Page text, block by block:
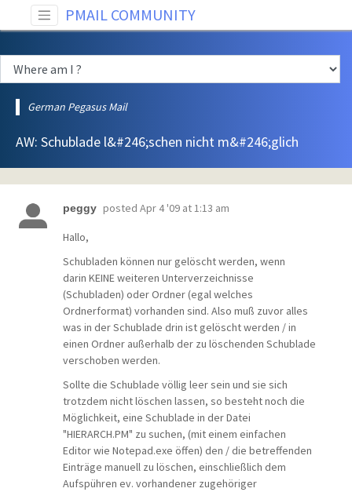
PMAIL COMMUNITY
German Pegasus Mail
AW: Schublade l&#246;schen nicht m&#246;glich
peggy posted Apr 4 '09 at 1:13 am
Hallo,
Schubladen können nur gelöscht werden, wenn
darin KEINE weiteren Unterverzeichnisse
(Schubladen) oder Ordner (egal welches
Ordnerformat) vorhanden sind. Also muß zuvor alles
was in der Schublade drin ist gelöscht werden / in
einen Ordner außerhalb der zu löschenden Schublade
verschoben werden.
Sollte die Schublade völlig leer sein und sie sich
trotzdem nicht löschen lassen, so besteht noch die
Möglichkeit, eine Schublade in der Datei
"HIERARCH.PM" zu suchen, (mit einem einfachen
Editor wie Notepad.exe öffen) den / die betreffenden
Einträge manuell zu löschen, einschließlich dem
Aufspühren ev. vorhandener zugehöriger